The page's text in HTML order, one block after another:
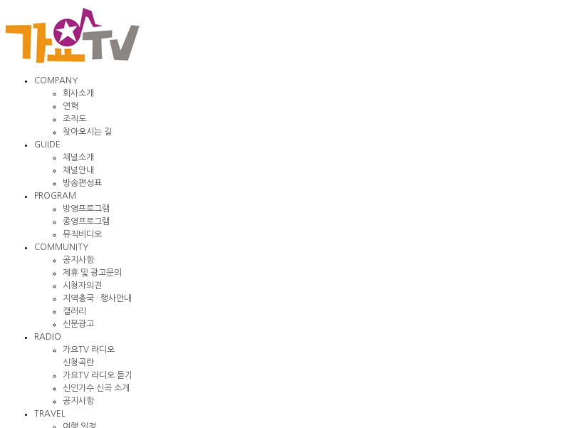
COMPANY
회사소개
연혁
조직도
찾아오시는 길
GUIDE
채널소개
채널안내
방송편성표
PROGRAM
방영프로그램
종영프로그램
뮤직비디오
COMMUNITY
공지사항
제휴 및 광고문의
시청자의견
지역총국 · 행사안내
갤러리
신문광고
RADIO
가요TV 라디오
신청곡란
가요TV 라디오 듣기
신인가수 신곡 소개
공지사항
TRAVEL